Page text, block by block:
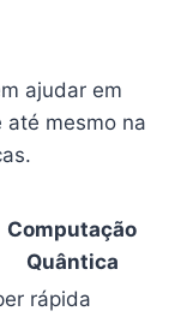
ajudar em
até mesmo na
Computação
Quântica
rápida